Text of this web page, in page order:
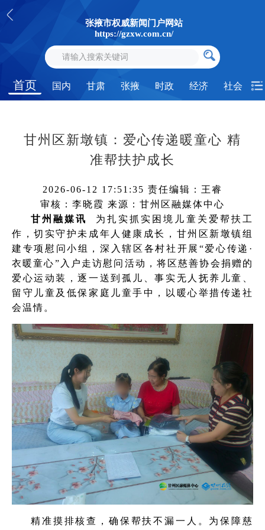
张掖市权威新闻门户网站
https://gzxw.com.cn/
首页 国内 甘肃 张掖 时政 经济 社会
甘州区新墩镇：爱心传递暖童心 精
准帮扶护成长
2026-06-12 17:51:35 责任编辑：王睿
审核：李晓霞 来源：甘州区融媒体中心
甘州融媒讯 为扎实抓实困境儿童关爱帮扶工
作，切实守护未成年人健康成长，甘州区新墩镇组
建专项慰问小组，深入辖区各村社开展“爱心传递·
衣暖童心”入户走访慰问活动，将区慈善协会捐赠的
爱心运动装，逐一送到孤儿、事实无人抚养儿童、
留守儿童及低保家庭儿童手中，以暖心举措传递社
会温情。
精准摸排核查，确保帮扶不漏一人。为保障慈